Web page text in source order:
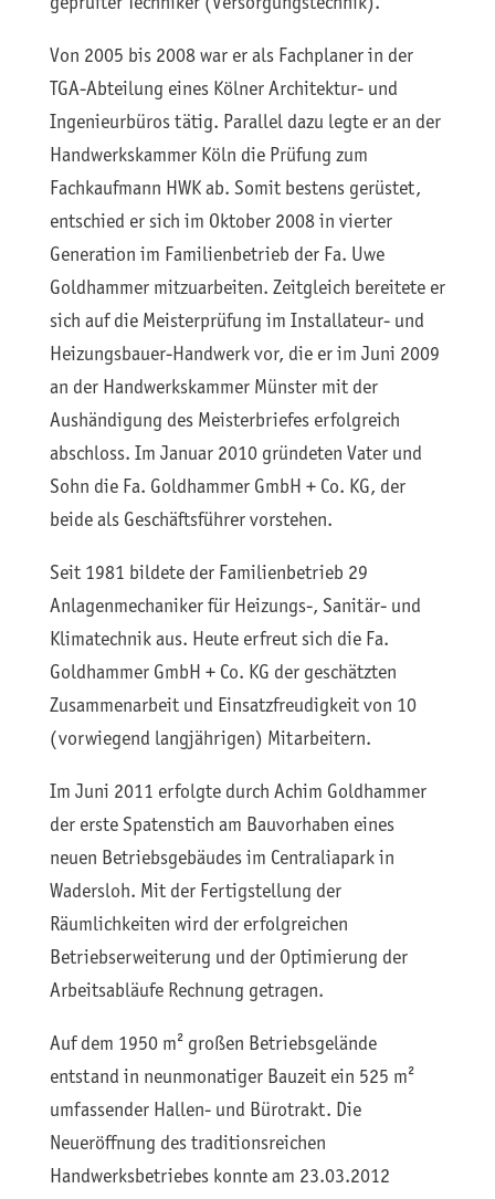
Von 2005 bis 2008 war er als Fachplaner in der
TGA-Abteilung eines Kölner Architektur- und
Ingenieurbüros tätig. Parallel dazu legte er an der
Handwerkskammer Köln die Prüfung zum
Fachkaufmann HWK ab. Somit bestens gerüstet,
entschied er sich im Oktober 2008 in vierter
Generation im Familienbetrieb der Fa. Uwe
Goldhammer mitzuarbeiten. Zeitgleich bereitete er
sich auf die Meisterprüfung im Installateur- und
Heizungsbauer-Handwerk vor, die er im Juni 2009
an der Handwerkskammer Münster mit der
Aushändigung des Meisterbriefes erfolgreich
abschloss. Im Januar 2010 gründeten Vater und
Sohn die Fa. Goldhammer GmbH + Co. KG, der
beide als Geschäftsführer vorstehen.
Seit 1981 bildete der Familienbetrieb 29
Anlagenmechaniker für Heizungs-, Sanitär- und
Klimatechnik aus. Heute erfreut sich die Fa.
Goldhammer GmbH + Co. KG der geschätzten
Zusammenarbeit und Einsatzfreudigkeit von 10
(vorwiegend langjährigen) Mitarbeitern.
Im Juni 2011 erfolgte durch Achim Goldhammer
der erste Spatenstich am Bauvorhaben eines
neuen Betriebsgebäudes im Centraliapark in
Wadersloh. Mit der Fertigstellung der
Räumlichkeiten wird der erfolgreichen
Betriebserweiterung und der Optimierung der
Arbeitsabläufe Rechnung getragen.
Auf dem 1950 m² großen Betriebsgelände
entstand in neunmonatiger Bauzeit ein 525 m²
umfassender Hallen- und Bürotrakt. Die
Neueröffnung des traditionsreichen
Handwerksbetriebes konnte am 23.03.2012